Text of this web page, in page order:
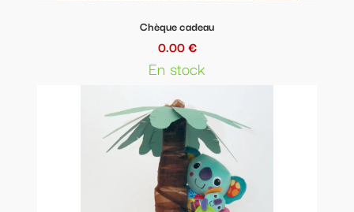
Chèque cadeau
0.00 €
En stock